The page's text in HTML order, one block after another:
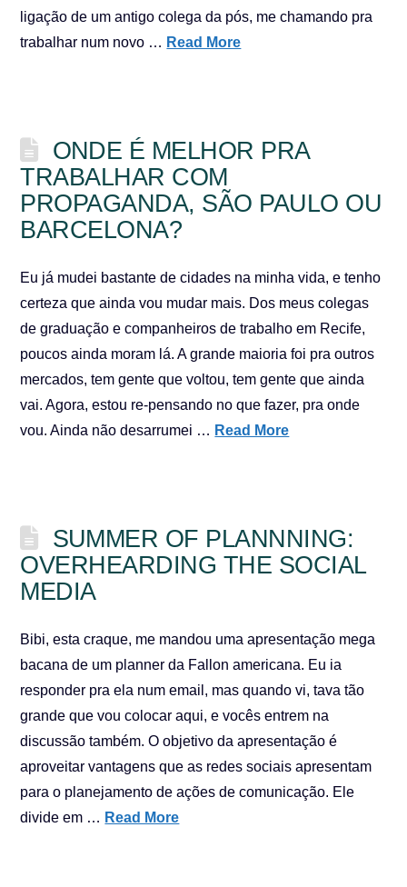
ligação de um antigo colega da pós, me chamando pra
trabalhar num novo … Read More
ONDE É MELHOR PRA
TRABALHAR COM
PROPAGANDA, SÃO PAULO OU
BARCELONA?
Eu já mudei bastante de cidades na minha vida, e tenho
certeza que ainda vou mudar mais. Dos meus colegas
de graduação e companheiros de trabalho em Recife,
poucos ainda moram lá. A grande maioria foi pra outros
mercados, tem gente que voltou, tem gente que ainda
vai. Agora, estou re-pensando no que fazer, pra onde
vou. Ainda não desarrumei … Read More
SUMMER OF PLANNNING:
OVERHEARDING THE SOCIAL
MEDIA
Bibi, esta craque, me mandou uma apresentação mega
bacana de um planner da Fallon americana. Eu ia
responder pra ela num email, mas quando vi, tava tão
grande que vou colocar aqui, e vocês entrem na
discussão também. O objetivo da apresentação é
aproveitar vantagens que as redes sociais apresentam
para o planejamento de ações de comunicação. Ele
divide em … Read More